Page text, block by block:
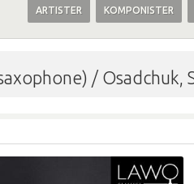
ARTISTER KOMPONISTER
/ Osadchuk,